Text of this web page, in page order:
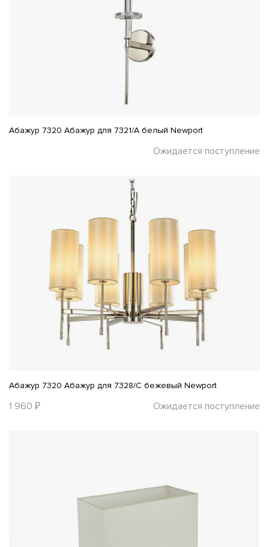
Абажур 7320 Абажур для 7321/A белый Newport
Ожидается поступление
Абажур 7320 Абажур для 7328/C бежевый Newport
1 960 ₽ Ожидается поступление